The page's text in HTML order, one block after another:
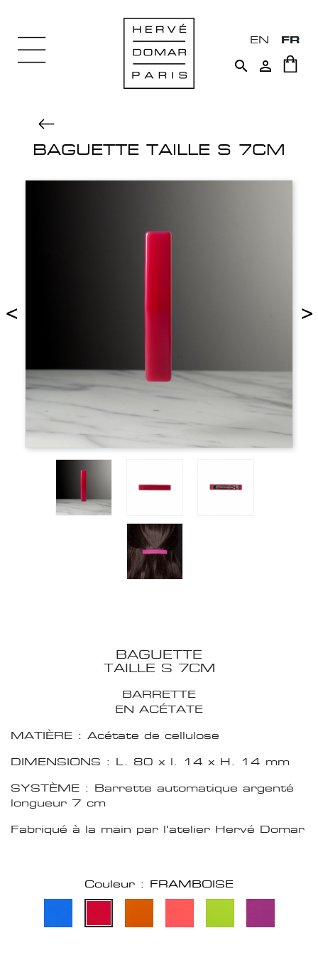
EN FR
 
BAGUETTE TAILLE S 7CM
< >
BAGUETTE
TAILLE S 7CM
BARRETTE
EN ACÉTATE
MATIÈRE : Acétate de cellulose
DIMENSIONS : L. 80 x l. 14 x H. 14 mm
SYSTÈME : Barrette automatique argenté
longueur 7 cm
Fabriqué à la main par l'atelier Hervé Domar
Couleur : FRAMBOISE